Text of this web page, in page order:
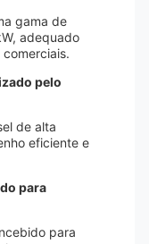
gama de
adequado
pelo
de alta
eficiente e
para
para